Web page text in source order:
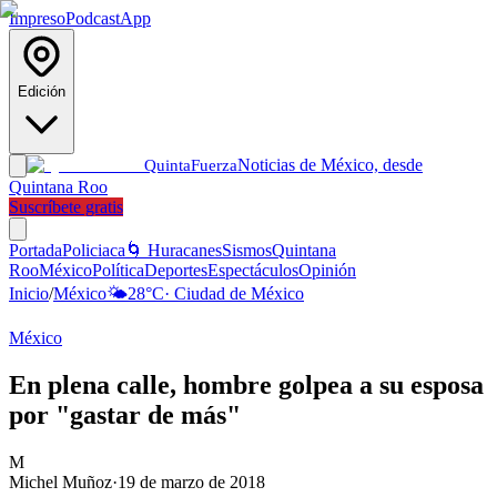
ImpresoPodcastApp
Edición
QuintaFuerzaNoticias de México, desde
Quintana Roo
Suscríbete gratis
PortadaPoliciaca 🌀 HuracanesSismosQuintana
RooMéxicoPolíticaDeportesEspectáculosOpinión
Inicio/México🌤️28°C· Ciudad de México
México
En plena calle, hombre golpea a su esposa
por "gastar de más"
M
Michel Muñoz·19 de marzo de 2018